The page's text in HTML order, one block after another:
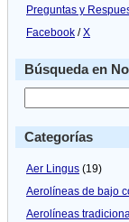
Preguntas y
Facebook /X
Búsqueda en
Categorías
Aer Lingus (19)
Aerolíneas de bajo
Aerolíneas